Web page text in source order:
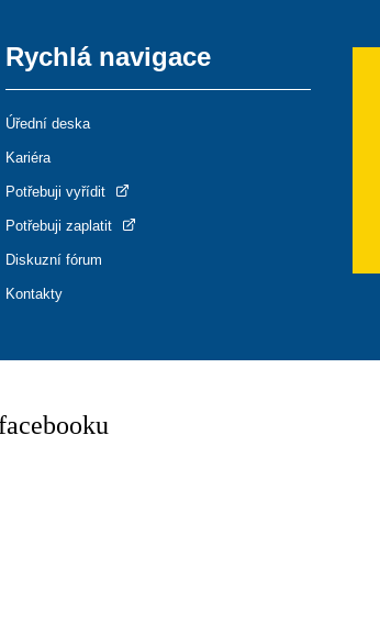
Rychlá navigace
Úřední deska
Kariéra
Potřebuji vyřídit
Potřebuji zaplatit
Diskuzní fórum
Kontakty